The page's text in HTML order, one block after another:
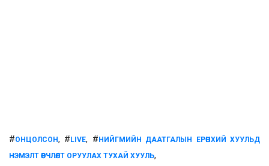
#ОНЦОЛСОН, #LIVE, #НИЙГМИЙН ДААТГАЛЫН ЕРӨНХИЙ ХУУЛЬД
НЭМЭЛТ ӨӨРЧЛӨЛТ ОРУУЛАХ ТУХАЙ ХУУЛЬ,